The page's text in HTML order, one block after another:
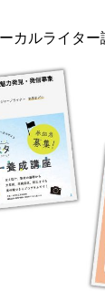
カルライター